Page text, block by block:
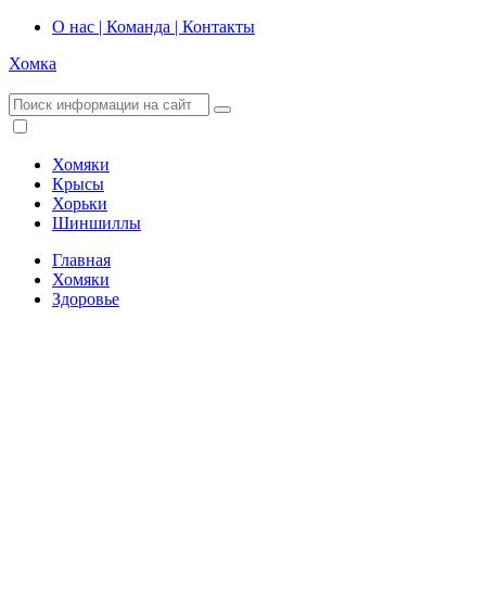
О нас | Команда | Контакты
Хомка
Хомяки
Крысы
Хорьки
Шиншиллы
Главная
Хомяки
Здоровье